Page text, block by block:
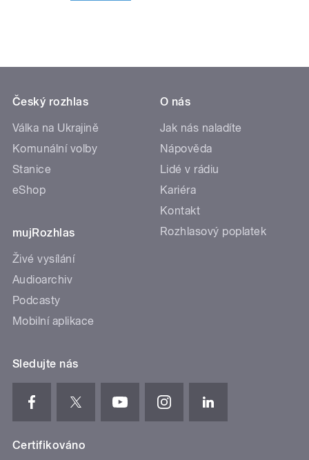
Český rozhlas
Válka na Ukrajině
Komunální volby
Stanice
eShop
mujRozhlas
Živé vysílání
Audioarchiv
Podcasty
Mobilní aplikace
O nás
Jak nás naladíte
Nápověda
Lidé v rádiu
Kariéra
Kontakt
Rozhlasový poplatek
Sledujte nás
Certifikováno